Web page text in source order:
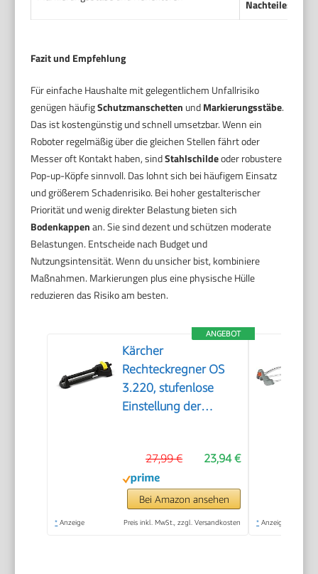
Nachteile:
Fazit und Empfehlung
Für einfache Haushalte mit gelegentlichem Unfallrisiko
genügen häufigSchutzmanschetten undMarkierungsstäbe.
Das ist kostengünstig und schnell umsetzbar. Wenn ein
Roboter regelmäßig über die gleichen Stellen fährt oder
Messer oft Kontakt haben, sindStahlschildeoder robustere
Pop-up-Köpfe sinnvoll. Das lohnt sich bei häufigem Einsatz
und größerem Schadenrisiko. Bei hoher gestalterischer
Priorität und wenig direkter Belastung bieten sich
Bodenkappenan. Sie sind dezent und schützen moderate
Belastungen. Entscheide nach Budget und
Nutzungsintensität. Wenn du unsicher bist, kombiniere
Maßnahmen. Markierungen plus eine physische Hülle
reduzieren das Risiko am besten.
ANGEBOT
Kärcher
Rechteckregner OS
3.220, stufenlose
Einstellung der
220 m², Sprengweite:
5-17 m, Sprengbreite:
9-13 m, schwarz
23,94 €
27,99 €
Bei Amazon ansehen
* Anzeige Preis inkl. MwSt., zzgl. Versandkosten * Anzeige